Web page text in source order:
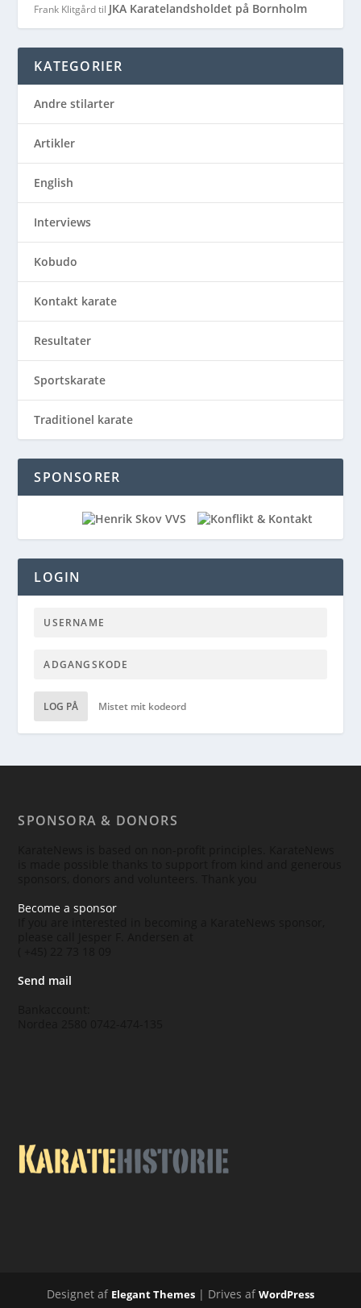
Frank Klitgårdtil JKA Karatelandsholdet på Bornholm
KATEGORIER
Andre stilarter
Artikler
English
Interviews
Kobudo
Kontakt karate
Resultater
Sportskarate
Traditionel karate
SPONSORER
LOGIN
LOG PÅ Mistet mit kodeord
SPONSORA & DONORS
Become a sponsor
Send mail
Designet af Elegant Themes | Drives afWordPress